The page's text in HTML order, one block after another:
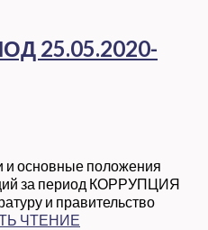
25.05.2020-
и основные положения
за период КОРРУПЦИЯ
и правительство
ЧТЕНИЕ